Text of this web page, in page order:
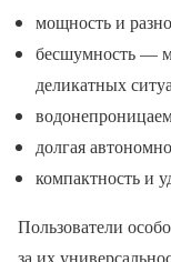
мощность и
бесшумность —
деликатных
долгая
компактность и
Пользователи
за их